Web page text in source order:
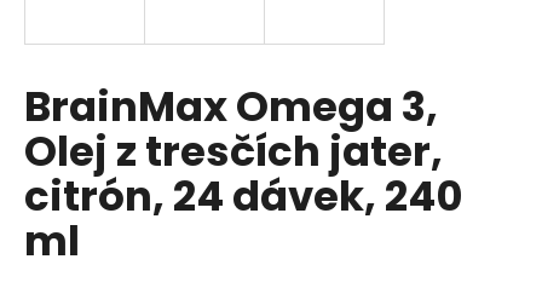
BrainMax Omega 3,
Olej z tresčích jater,
citrón, 24 dávek, 240
ml
í
t
?